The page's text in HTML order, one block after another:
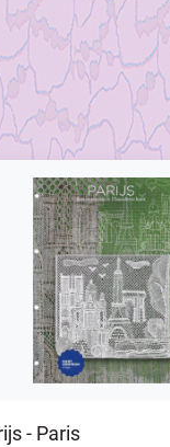
- Paris